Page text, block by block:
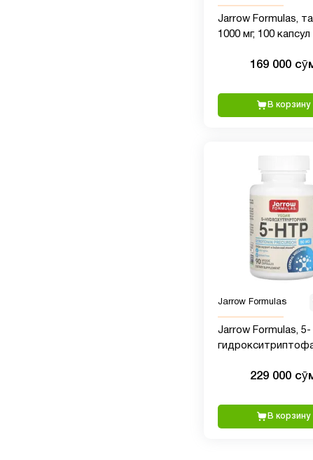
Jarrow Formulas,
1000 мг, 100 капсул
169 000
В корзину
Jarrow Formulas
Jarrow Formulas, 5-
229 000
В корзину